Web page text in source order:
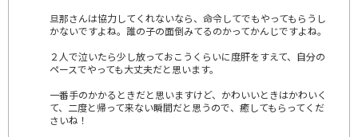
旦那さんは協力してくれないなら、命令してでもやってもらうし
かないですよね。誰の子の面倒みてるのかってかんじですよね。
２人で泣いたら少し放っておこうくらいに度肝をすえて、自分の
ペースでやっても大丈夫だと思います。
一番手のかかるときだと思いますけど、かわいいときはかわいく
て、二度と帰って来ない瞬間だと思うので、癒してもらってくだ
さいね！